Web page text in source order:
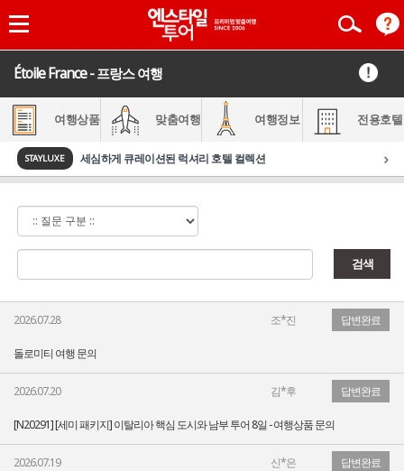
Étoile France - 프랑스 여행
여행상품 맞춤여행 여행정보 전용호텔
STAYLUXE 세심하게 큐레이션된 럭셔리 호텔 컬렉션 ›
검색
2026.07.28 조*진 답변완료
돌로미티 여행 문의
2026.07.20 김*후 답변완료
[N20291] [세미 패키지] 이탈리아 핵심 도시와 남부 투어 8일 - 여행상품 문의
2026.07.19 신*은 답변완료